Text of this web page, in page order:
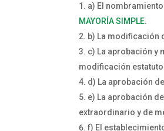
a) El
MAYORÍA SIMPLE.
b) La modificación
c) La aprobación y
modificación
d) La aprobación
e) La aprobación
extraordinario y de
f) El